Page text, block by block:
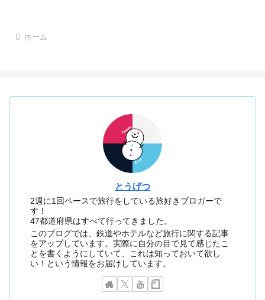
ホーム
とうげつ
2週に1回ペースで旅行をしている旅好きブロガーで
す！
47都道府県はすべて行ってきました。
このブログでは、鉄道やホテルなど旅行に関する記事
をアップしています。実際に自分の目で見て感じたこ
とを書くようにしていて、これは知っておいて欲し
い！という情報をお届けしています。